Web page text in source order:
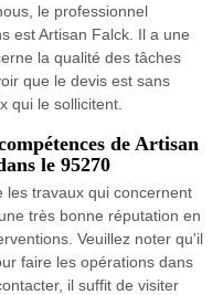
le professionnel
est Artisan Falck. Il a une
la qualité des tâches
que le devis est sans
qui le sollicitent.
de Artisan
le 95270
les travaux qui concernent
très bonne réputation en
Veuillez noter qu'il
faire les opérations dans
il suffit de visiter